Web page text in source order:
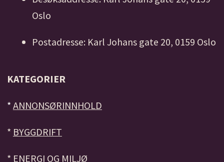
Oslo
Postadresse: Karl Johans gate 20, 0159 Oslo
KATEGORIER
* ANNONSØRINNHOLD
* BYGGDRIFT
* ENERGI OG MILJØ